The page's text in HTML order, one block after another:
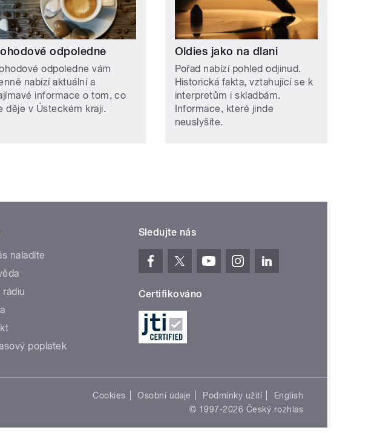
odpoledne
odpoledne vám
nabízí aktuální a
informace o tom, co
děje v Ústeckém kraji.
Oldies jako na dlani
Pořad nabízí pohled odjinud.
Historická fakta, vztahující se k
interpretům i skladbám.
Informace, které jinde
neuslyšíte.
naladíte
rádiu
poplatek
Sledujte nás
Certifikováno
Cookies Osobní údaje Podmínky užití
English
© 1997-2026 Český rozhlas